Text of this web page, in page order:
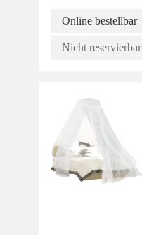
Online bestellbar
Nicht reservierbar